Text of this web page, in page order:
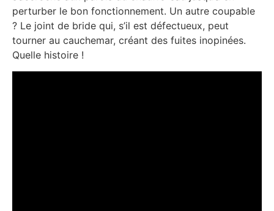
perturber le bon fonctionnement. Un autre coupable
? Le joint de bride qui, s’il est défectueux, peut
tourner au cauchemar, créant des fuites inopinées.
Quelle histoire !